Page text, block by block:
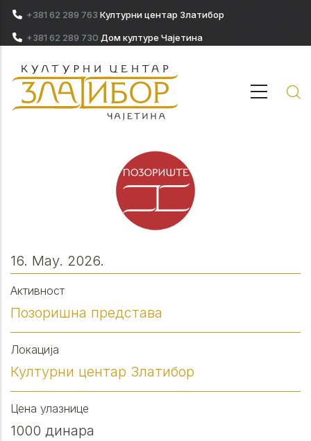
Skip to main content
+381 62 289 763 Културни центар Златибор
+381 62 289 730 Дом културе Чајетина
16. May. 2026.
Активност
Позоришна представа
Локација
Културни центар Златибор
Цена улазнице
1000 динара